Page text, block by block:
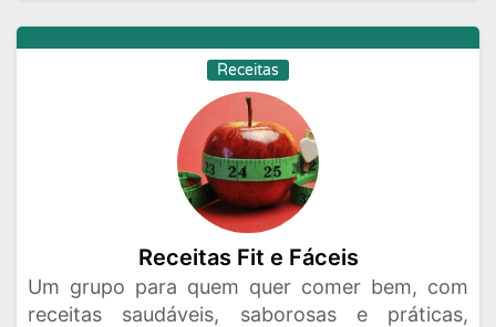
Receitas
Receitas Fit e Fáceis
Um grupo para quem quer comer bem, com
receitas saudáveis, saborosas e práticas,